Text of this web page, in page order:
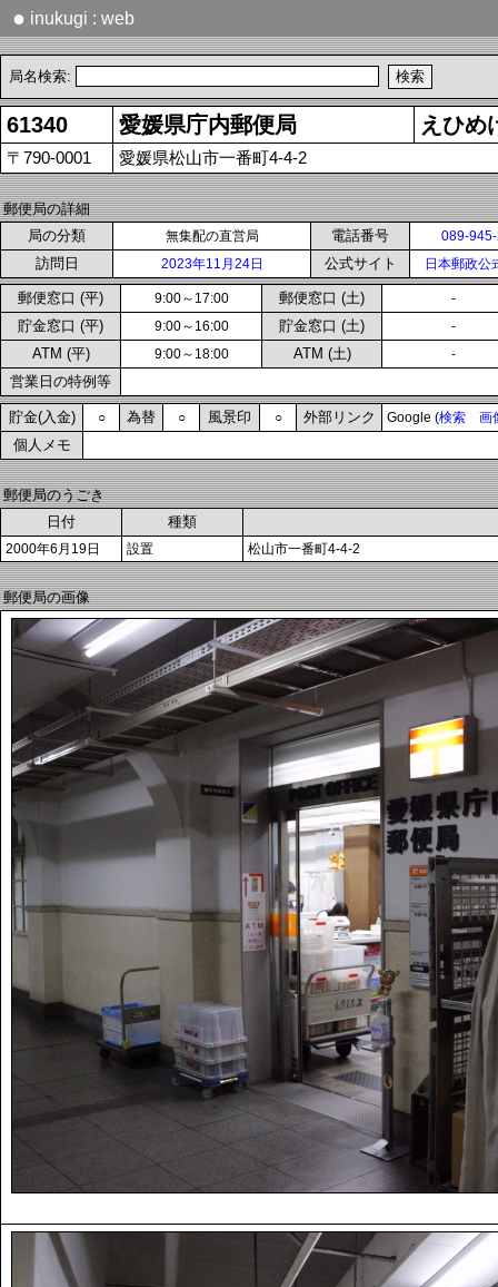
● inukugi : web
局名検索:
61340 愛媛県庁内郵便局 えひめ
〒790-0001 愛媛県松山市一番町4-4-2
郵便局の詳細
局の分類
無集配の直営局 電話番号 089-
訪問日 2023年11月24日 公式サイト 日本郵政公
郵便窓口 (平) 9:00～17:00 郵便窓口 (土) -
貯金窓口 (平) 9:00～16:00 貯金窓口 (土) -
ATM (平) 9:00～18:00 ATM (土) -
営業日の特例等
貯金(入金) ○ 為替 ○ 風景印 ○ 外部リンク Google (検索 画
個人メモ
郵便局のうごき
日付
種類
2000年6月19日 設置 松山市一番町4-4-2
郵便局の画像